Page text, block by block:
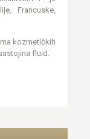
Francuske,
kozmetičkih
fluid.